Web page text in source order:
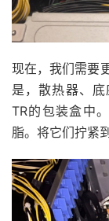
现在，我们需要
是，散热器、
TR的包装盒中
脂。将它们拧紧